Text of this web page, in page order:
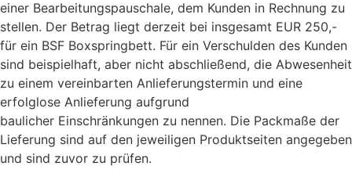
einer Bearbeitungspauschale, dem Kunden in Rechnung zu
stellen. Der Betrag liegt derzeit bei insgesamt EUR 250,-
für ein BSF Boxspringbett. Für ein Verschulden des Kunden
sind beispielhaft, aber nicht abschließend, die Abwesenheit
zu einem vereinbarten Anlieferungstermin und eine
erfolglose Anlieferung aufgrund
baulicher Einschränkungen zu nennen. Die Packmaße der
Lieferung sind auf den jeweiligen Produktseiten angegeben
und sind zuvor zu prüfen.